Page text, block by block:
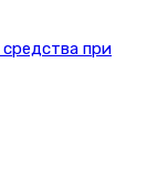
при